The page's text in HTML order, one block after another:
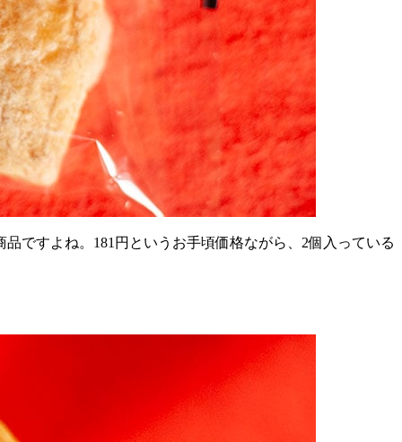
ですよね。 181 円というお手頃価格ながら、 2個入っている